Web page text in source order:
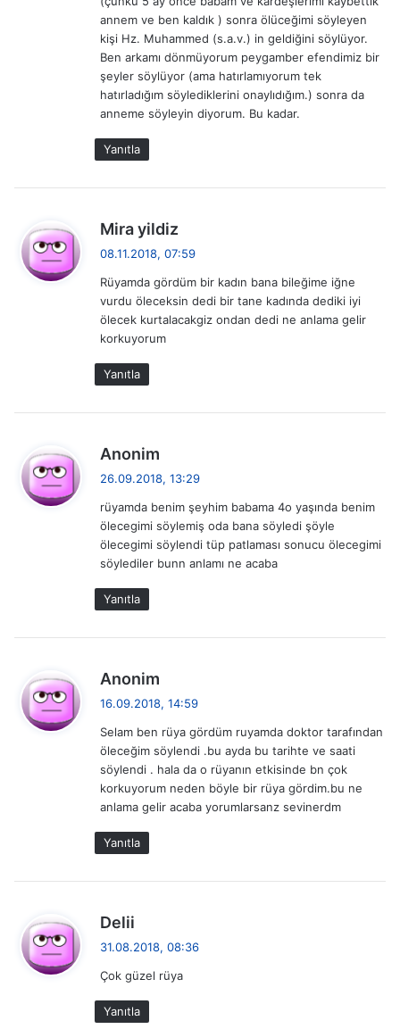
annem ve ben kaldık ) sonra ölüceğimi söyleyen
kişi Hz. Muhammed (s.a.v.) in geldiğini söylüyor.
Ben arkamı dönmüyorum peygamber efendimiz bir
şeyler söylüyor (ama hatırlamıyorum tek
hatırladığım söylediklerini onaylıdığım.) sonra da
anneme söyleyin diyorum. Bu kadar.
Yanıtla
Mira yildiz
i
k
i
08.11.2018, 07:59
Rüyamda gördüm bir kadın bana bileğime iğne
vurdu öleceksin dedi bir tane kadında dediki iyi
ölecek kurtalacakgiz ondan dedi ne anlama gelir
korkuyorum
Yanıtla
Anonim
i
k
i
26.09.2018, 13:29
rüyamda benim şeyhim babama 4o yaşında benim
ölecegimi söylemiş oda bana söyledi şöyle
ölecegimi söylendi tüp patlaması sonucu ölecegimi
söylediler bunn anlamı ne acaba
Yanıtla
Anonim
k
i
16.09.2018, 14:59
Selam ben rüya gördüm ruyamda doktor tarafından
öleceğim söylendi .bu ayda bu tarihte ve saati
söylendi . hala da o rüyanın etkisinde bn çok
korkuyorum neden böyle bir rüya gördim.bu ne
anlama gelir acaba yorumlarsanz sevinerdm
Yanıtla
Delii
i
k
i
31.08.2018, 08:36
Çok güzel rüya
Yanıtla